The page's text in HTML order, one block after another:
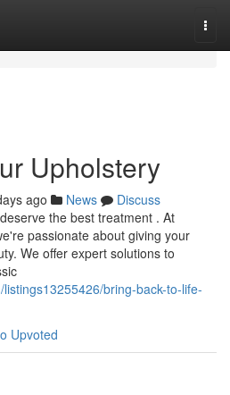
Upholstery
ago News
Discuss
the best treatment . At
passionate about giving your
We offer expert solutions to
bring-back-to-life-
Upvoted